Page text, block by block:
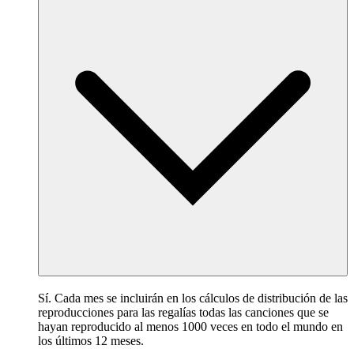
Sí. Cada mes se incluirán en los cálculos de distribución de las
reproducciones para las regalías todas las canciones que se
hayan reproducido al menos 1000 veces en todo el mundo en
los últimos 12 meses.